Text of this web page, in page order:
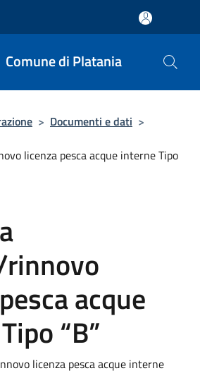
Comune di Platania
> Documenti e dati >
licenza pesca acque interne Tipo
acque
“B”
licenza pesca acque interne